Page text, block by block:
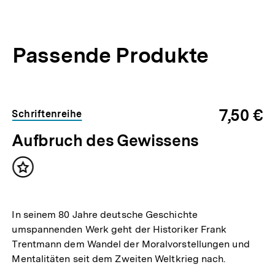
Passende Produkte
Schriftenreihe
7,50 €
Aufbruch des Gewissens
Inhalt
In seinem 80 Jahre deutsche Geschichte
umspannenden Werk geht der Historiker Frank
Trentmann dem Wandel der Moralvorstellungen und
Mentalitäten seit dem Zweiten Weltkrieg nach.